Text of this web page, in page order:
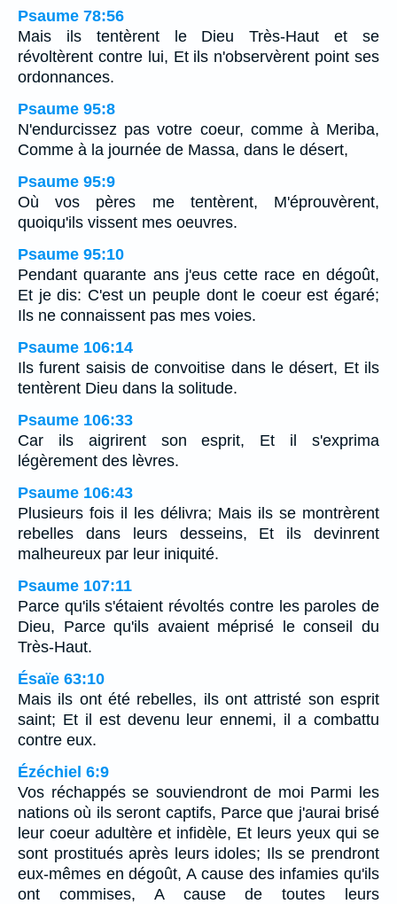
Psaume 78:56
Mais ils tentèrent le Dieu Très-Haut et se
révoltèrent contre lui, Et ils n'observèrent point ses
ordonnances.
Psaume 95:8
N'endurcissez pas votre coeur, comme à Meriba,
Comme à la journée de Massa, dans le désert,
Psaume 95:9
Où vos pères me tentèrent, M'éprouvèrent,
quoiqu'ils vissent mes oeuvres.
Psaume 95:10
Pendant quarante ans j'eus cette race en dégoût,
Et je dis: C'est un peuple dont le coeur est égaré;
Ils ne connaissent pas mes voies.
Psaume 106:14
Ils furent saisis de convoitise dans le désert, Et ils
tentèrent Dieu dans la solitude.
Psaume 106:33
Car ils aigrirent son esprit, Et il s'exprima
légèrement des lèvres.
Psaume 106:43
Plusieurs fois il les délivra; Mais ils se montrèrent
rebelles dans leurs desseins, Et ils devinrent
malheureux par leur iniquité.
Psaume 107:11
Parce qu'ils s'étaient révoltés contre les paroles de
Dieu, Parce qu'ils avaient méprisé le conseil du
Très-Haut.
Ésaïe 63:10
Mais ils ont été rebelles, ils ont attristé son esprit
saint; Et il est devenu leur ennemi, il a combattu
contre eux.
Ézéchiel 6:9
Vos réchappés se souviendront de moi Parmi les
nations où ils seront captifs, Parce que j'aurai brisé
leur coeur adultère et infidèle, Et leurs yeux qui se
sont prostitués après leurs idoles; Ils se prendront
eux-mêmes en dégoût, A cause des infamies qu'ils
ont commises, A cause de toutes leurs